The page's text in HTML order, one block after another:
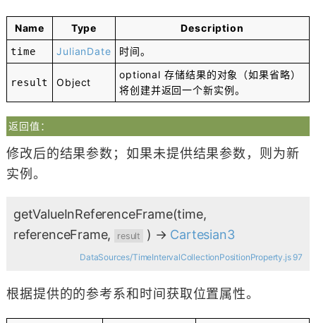
Name Type Description
time JulianDate 时间。
result Object
optional 存储结果的对象（如果省略）
将创建并返回一个新实例。
返回值：
修改后的结果参数；如果未提供结果参数，则为新
实例。
getValueInReferenceFrame(time,
referenceFrame,
result ) → Cartesian3
DataSources/TimeIntervalCollectionPositionProperty.js 97
根据提供的的参考系和时间获取位置属性。